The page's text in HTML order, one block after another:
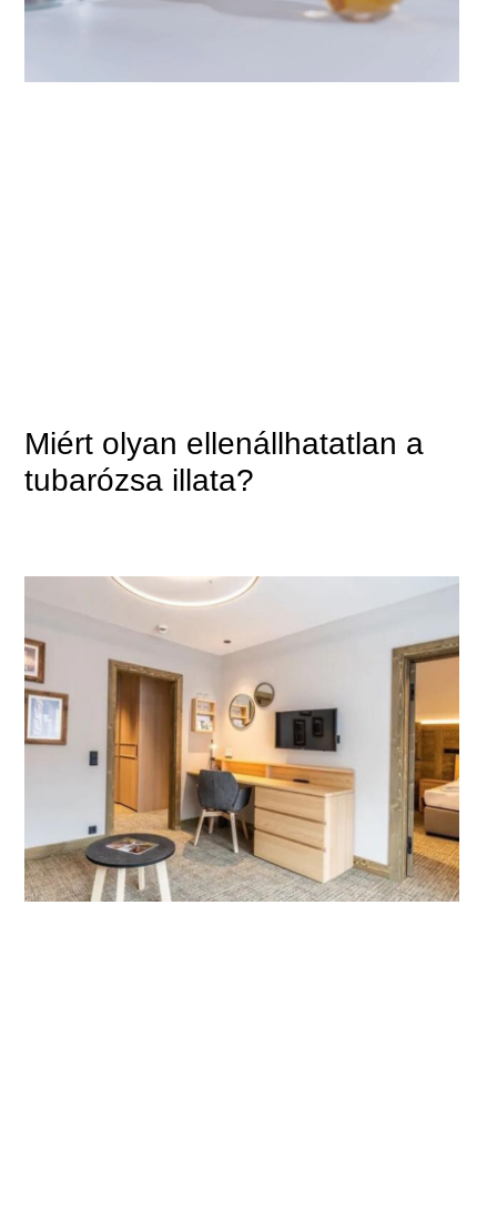
Miért olyan ellenállhatatlan a
tubarózsa illata?